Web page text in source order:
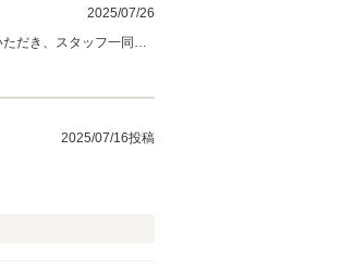
2025/07/26
2025/07/16投稿